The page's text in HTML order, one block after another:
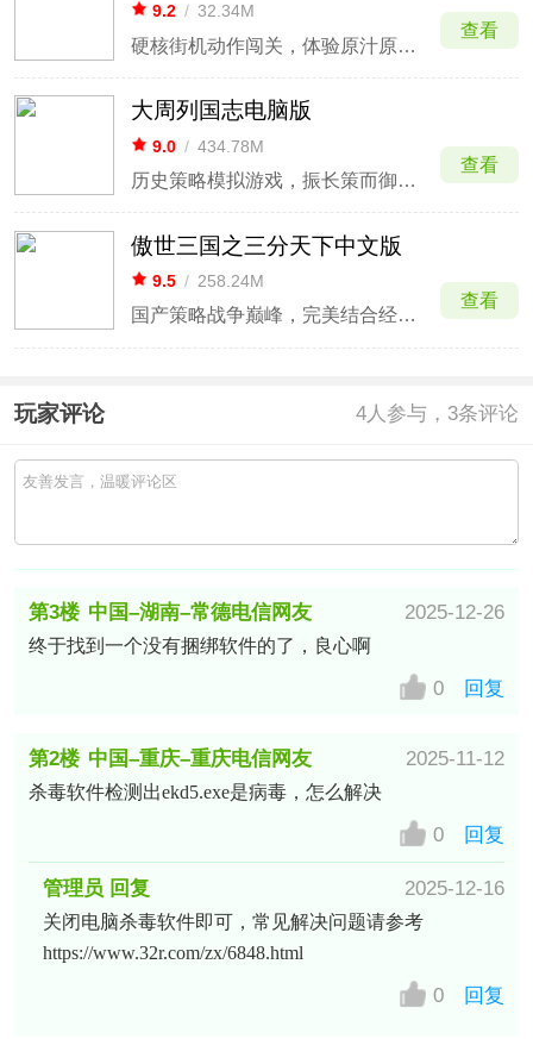
9.2 / 32.34M
硬核街机动作闯关，体验原汁原味的三国割草快感。
查看
大周列国志电脑版
9.0 / 434.78M
历史策略模拟游戏，振长策而御宇内，履至尊而制六合
查看
傲世三国之三分天下中文版
9.5 / 258.24M
国产策略战争巅峰，完美结合经营与即时战略。
查看
玩家评论 4人参与，3条评论
第3楼 中国–湖南–常德电信网友 2025-12-26
终于找到一个没有捆绑软件的了，良心啊
0 回复
第2楼 中国–重庆–重庆电信网友 2025-11-12
杀毒软件检测出ekd5.exe是病毒，怎么解决
0 回复
管理员 回复 2025-12-16
关闭电脑杀毒软件即可，常见解决问题请参考
https://www.32r.com/zx/6848.html
0 回复